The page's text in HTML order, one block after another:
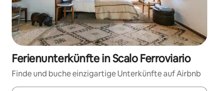
Ferienunterkünfte in Scalo Ferroviario
Finde und buche einzigartige Unterkünfte auf Airbnb